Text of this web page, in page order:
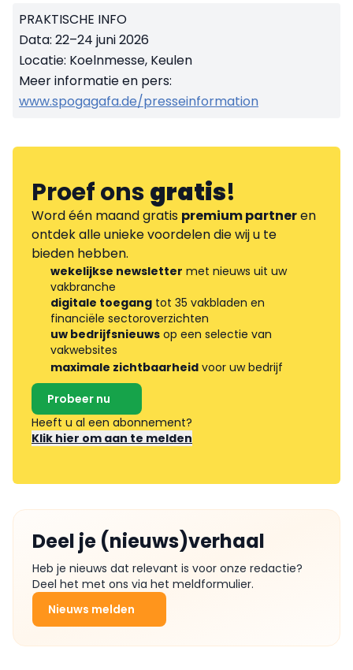
PRAKTISCHE INFO
Data: 22–24 juni 2026
Locatie: Koelnmesse, Keulen
Meer informatie en pers:
www.spogagafa.de/presseinformation
Proef onsgratis!
Word één maand gratis premium partneren
ontdek alle unieke voordelen die wij u te
bieden hebben.
wekelijkse newsletter met nieuws uit uw
vakbranche
digitale toegang tot 35 vakbladen en
financiële sectoroverzichten
uw bedrijfsnieuws op een selectie van
vakwebsites
maximale zichtbaarheid voor uw bedrijf
Probeer nu
Heeft u al een abonnement?
Klik hier om aan te melden
Deel je (nieuws)verhaal
Heb je nieuws dat relevant is voor onze redactie?
Deel het met ons via het meldformulier.
Nieuws melden